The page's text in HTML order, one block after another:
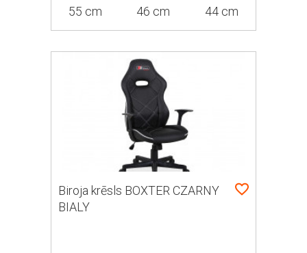
55 cm 46 cm 44 cm
Biroja krēsls BOXTER CZARNY
BIALY